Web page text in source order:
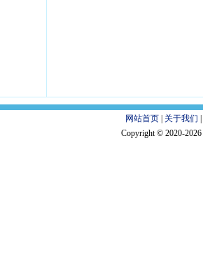
网站首页 关于我们
Copyright © 2020-